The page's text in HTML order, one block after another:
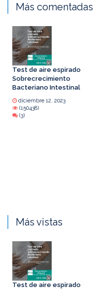
Más comentadas
Test de aire espirado
Sobrecrecimiento
Bacteriano Intestinal
diciembre 12, 2023
(150438)
(3)
Más vistas
Test de aire espirado